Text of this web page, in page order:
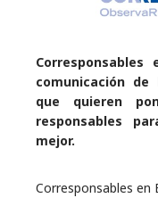
comunicación de
que quieren
responsables
mejor.
Corresponsables en